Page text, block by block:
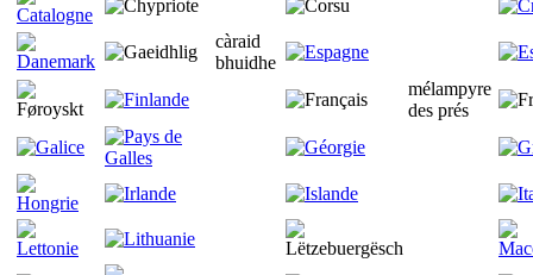
càraid
bhuidhe
mélampyre
des prés